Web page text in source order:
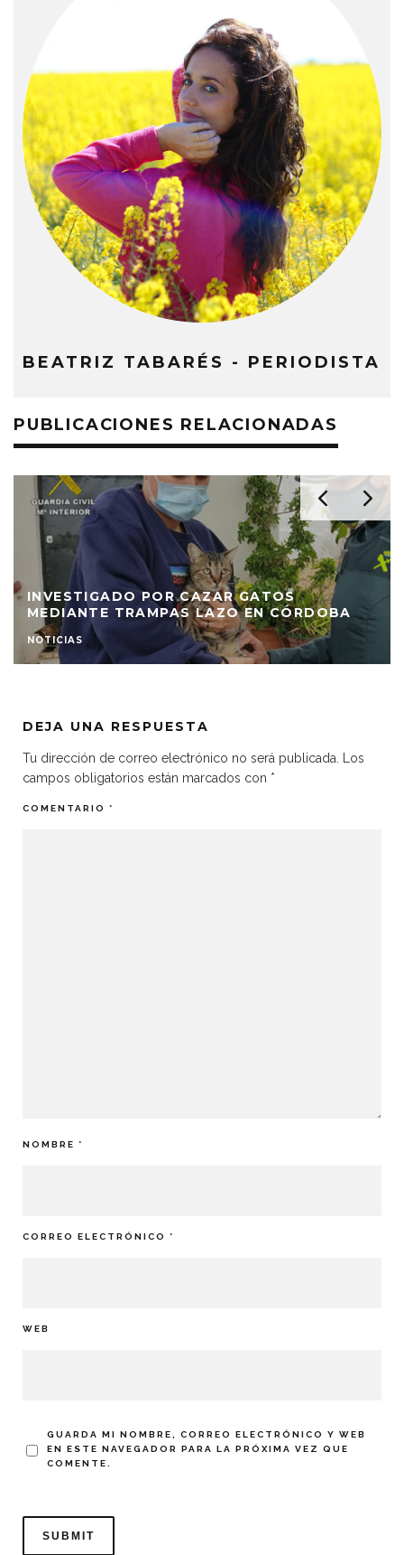
BEATRIZ TABARÉS - PERIODISTA
PUBLICACIONES RELACIONADAS
INVESTIGADO POR CAZAR GATOS
MEDIANTE TRAMPAS LAZO EN CÓRDOBA
NOTICIAS
DEJA UNA RESPUESTA
Tu dirección de correo electrónico no será publicada.
Los
campos obligatorios están marcados con *
COMENTARIO *
NOMBRE *
CORREO ELECTRÓNICO *
WEB
GUARDA MI NOMBRE, CORREO ELECTRÓNICO Y WEB
EN ESTE NAVEGADOR PARA LA PRÓXIMA VEZ QUE
COMENTE.